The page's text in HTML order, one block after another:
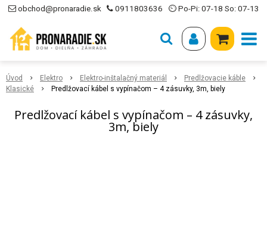
obchod@pronaradie.sk 0911803636 ⏲ Po-Pi: 07-18 So: 07-13
Úvod Elektro Elektro-inštalačný materiál
Predlžovacie káble
Klasické
Predlžovací kábel s vypínačom – 4 zásuvky, 3m, biely
Predlžovací kábel s vypínačom – 4 zásuvky,
3m, biely